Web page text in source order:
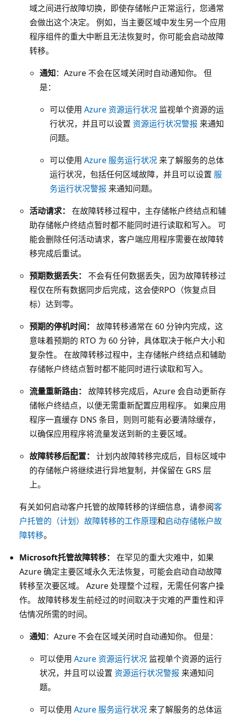
和
1
的
表
示
G
Z
R
S
的
虚
包
域之间进行故障切换，即使存储帐户正常运行，您通常
会做出这个决定。 例如，当主要区域中发生另一个应用
程序组件的重大中断且无法恢复时，你可能会启动故障
转移。
通知：Azure 不会在区域关闭时自动通知你。 但
是：
可以使用 Azure 资源运行状况 监视单个资源的运
行状况，并且可以设置 资源运行状况警报 来通知
问题。
可以使用 Azure 服务运行状况 来了解服务的总体
运行状况，包括任何区域故障，并且可以设置 服
务运行状况警报 来通知问题。
活动请求：
在故障转移过程中，主存储帐户终结点和辅
助存储帐户终结点暂时都不能同时进行读取和写入。 可
能会删除任何活动请求，客户端应用程序需要在故障转
移完成后重试。
预期数据丢失：
不会有任何数据丢失，因为故障转移过
程仅在所有数据同步后完成，这会使RPO（恢复点目
标）达到零。
预期的停机时间：
故障转移通常在 60 分钟内完成，这
意味着预期的 RTO 为 60 分钟，具体取决于帐户大小和
复杂性。 在故障转移过程中，主存储帐户终结点和辅助
存储帐户终结点暂时都不能同时进行读取和写入。
流量重新路由：
故障转移完成后，Azure 会自动更新存
储帐户终结点，以便无需重新配置应用程序。 如果应用
程序一直缓存 DNS 条目，则则可能有必要清除缓存，
以确保应用程序将流量发送到新的主要区域。
故障转移后配置：
计划内故障转移完成后，目标区域中
的存储帐户将继续进行异地复制，并保留在 GRS 层
上。
有关如何启动客户托管的故障转移的详细信息，请参阅客
户托管的（计划）故障转移的工作原理和启动存储帐户故
障转移。
Microsoft托管故障转移：
在罕见的重大灾难中，如果
Azure 确定主要区域永久无法恢复，可能会启动自动故障
转移至次要区域。 Azure 处理整个过程，无需任何客户操
作。 故障转移发生前经过的时间取决于灾难的严重性和评
估情况所需的时间。
通知：Azure 不会在区域关闭时自动通知你。 但是：
可以使用 Azure 资源运行状况 监视单个资源的运行
状况，并且可以设置 资源运行状况警报 来通知问
题。
可以使用 Azure 服务运行状况 来了解服务的总体运